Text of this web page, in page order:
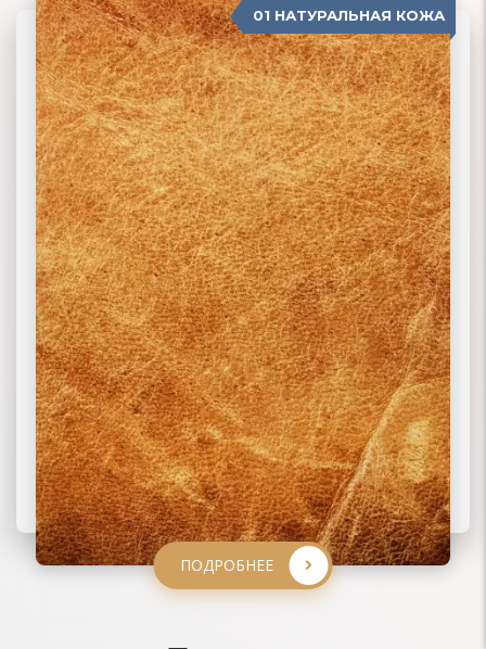
04 ЗАМША
ПОДРОБНЕЕ
01 НАТУРАЛЬНАЯ КОЖА
ПОДРОБНЕЕ
02 ЭКОКОЖА
ПОДРОБНЕЕ
03 ИСКУССТВЕННАЯ КОЖА
ПОДРОБНЕЕ